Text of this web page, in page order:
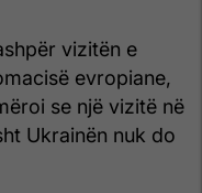
vizitën e
evropiane,
se një vizitë në
Ukrainën nuk do